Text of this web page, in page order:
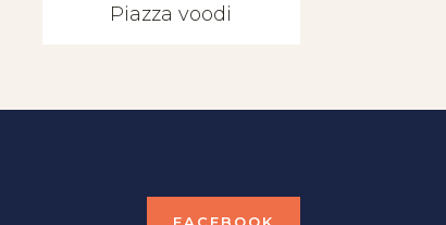
Piazza voodi